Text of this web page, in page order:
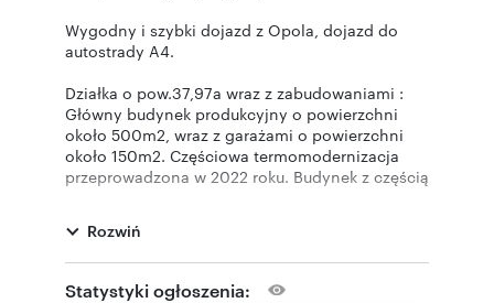
Wygodny i szybki dojazd z Opola, dojazd do
autostrady A4.
Działka o pow.37,97a wraz z zabudowaniami :
Główny budynek produkcyjny o powierzchni
około 500m2, wraz z garażami o powierzchni
około 150m2. Częściowa termomodernizacja
przeprowadzona w 2022 roku. Budynek z częścią
pellet.
Elektryczne ogrzewanie części biurowej.
Rozwiń
Statystyki ogłoszenia: